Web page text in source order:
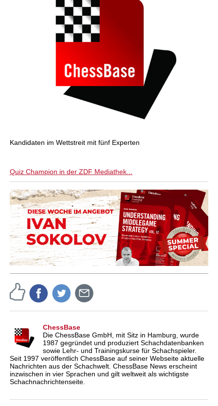
Kandidaten im Wettstreit mit fünf Experten
Quiz Champion in der ZDF Mediathek...
ChessBase
Die ChessBase GmbH, mit Sitz in Hamburg, wurde
1987 gegründet und produziert Schachdatenbanken
sowie Lehr- und Trainingskurse für Schachspieler.
Seit 1997 veröffentlich ChessBase auf seiner Webseite aktuelle
Nachrichten aus der Schachwelt. ChessBase News erscheint
inzwischen in vier Sprachen und gilt weltweit als wichtigste
Schachnachrichtenseite.